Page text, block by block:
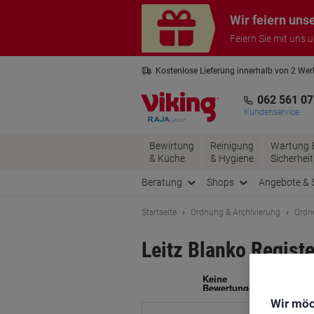
Wir feiern
Feiern Sie mit uns
Kostenlose Lieferung innerhalb von 2
062 561
Kundenservice
Bewirtung
& Küche
Reinigung
& Hygiene
Wartung
Sicherheit
Beratung Shops Angebote &
Startseite Ordnung & Archivierung
Leitz Blanko
Wir